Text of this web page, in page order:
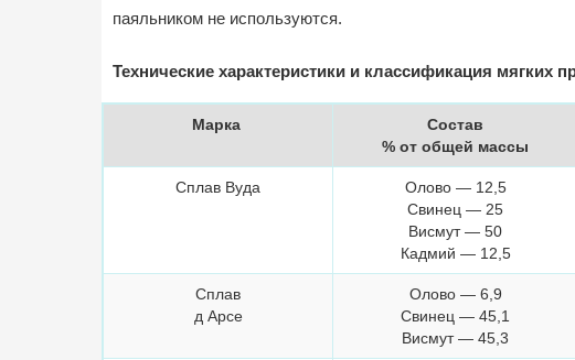
паяльником не используются.
Технические характеристики и классификация мягких
Марка
Состав
% от общей массы
Сплав Вуда
Олово — 12,5
Свинец — 25
Висмут — 50
Кадмий — 12,5
Сплав
д Арсе
Олово — 6,9
Свинец — 45,1
Висмут — 45,3